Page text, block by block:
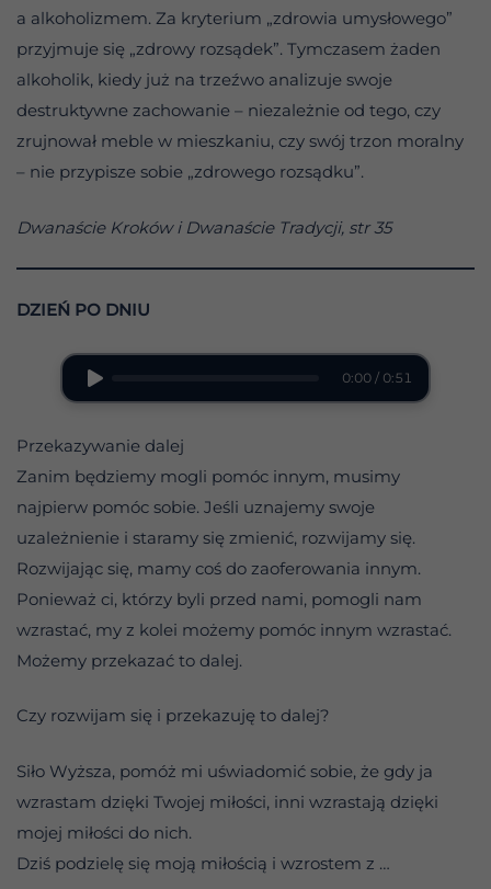
a alkoholizmem. Za kryterium „zdrowia umysłowego”
przyjmuje się „zdrowy rozsądek”. Tymczasem żaden
alkoholik, kiedy już na trzeźwo analizuje swoje
destruktywne zachowanie – niezależnie od tego, czy
zrujnował meble w mieszkaniu, czy swój trzon moralny
– nie przypisze sobie „zdrowego rozsądku”.
Dwanaście Kroków i Dwanaście Tradycji, str 35
DZIEŃ PO DNIU
0:00 / 0:51
Przekazywanie dalej
Zanim będziemy mogli pomóc innym, musimy
najpierw pomóc sobie. Jeśli uznajemy swoje
uzależnienie i staramy się zmienić, rozwijamy się.
Rozwijając się, mamy coś do zaoferowania innym.
Ponieważ ci, którzy byli przed nami, pomogli nam
wzrastać, my z kolei możemy pomóc innym wzrastać.
Możemy przekazać to dalej.
Czy rozwijam się i przekazuję to dalej?
Siło Wyższa, pomóż mi uświadomić sobie, że gdy ja
wzrastam dzięki Twojej miłości, inni wzrastają dzięki
mojej miłości do nich.
Dziś podzielę się moją miłością i wzrostem z …